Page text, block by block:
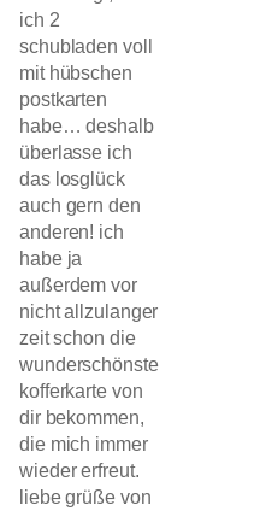
ich 2
schubladen voll
mit hübschen
postkarten
habe… deshalb
überlasse ich
das losglück
auch gern den
anderen! ich
habe ja
außerdem vor
nicht allzulanger
zeit schon die
wunderschönste
kofferkarte von
dir bekommen,
die mich immer
wieder erfreut.
liebe grüße von